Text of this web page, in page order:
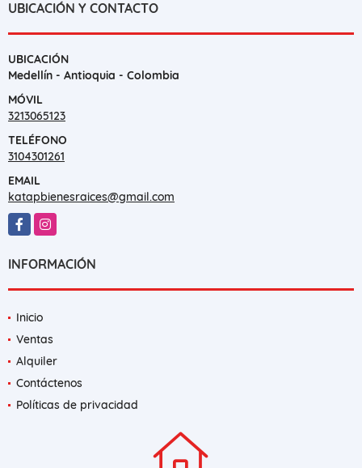
UBICACIÓN Y CONTACTO
UBICACIÓN
Medellín - Antioquia - Colombia
MÓVIL
3213065123
TELÉFONO
3104301261
EMAIL
katapbienesraices@gmail.com
FacebookInstagram
INFORMACIÓN
Inicio
Ventas
Alquiler
Contáctenos
Políticas de privacidad